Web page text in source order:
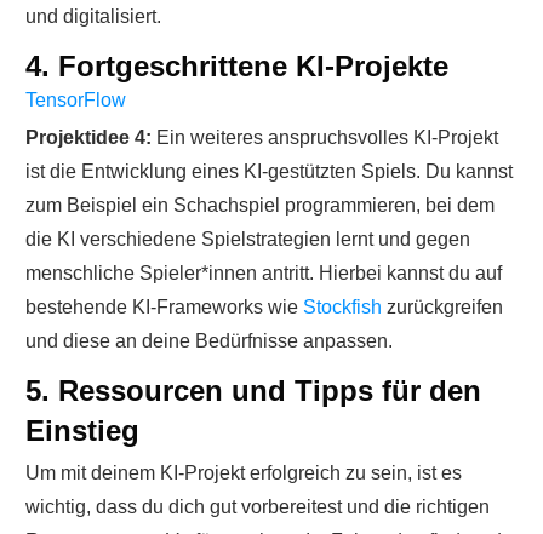
und digitalisiert.
4. Fortgeschrittene KI-Projekte
TensorFlow
Projektidee 4: Ein weiteres anspruchsvolles KI-Projekt
ist die Entwicklung eines KI-gestützten Spiels. Du kannst
zum Beispiel ein Schachspiel programmieren, bei dem
die KI verschiedene Spielstrategien lernt und gegen
menschliche Spieler*innen antritt. Hierbei kannst du auf
bestehende KI-Frameworks wie Stockfish zurückgreifen
und diese an deine Bedürfnisse anpassen.
5. Ressourcen und Tipps für den
Einstieg
Um mit deinem KI-Projekt erfolgreich zu sein, ist es
wichtig, dass du dich gut vorbereitest und die richtigen